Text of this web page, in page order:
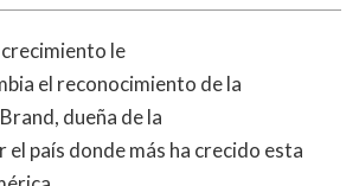
le
el reconocimiento de la
dueña de la
país donde más ha crecido esta